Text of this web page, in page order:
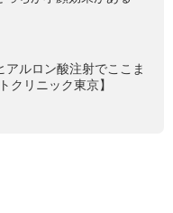
ルロン酸注射でここま
リニック東京】